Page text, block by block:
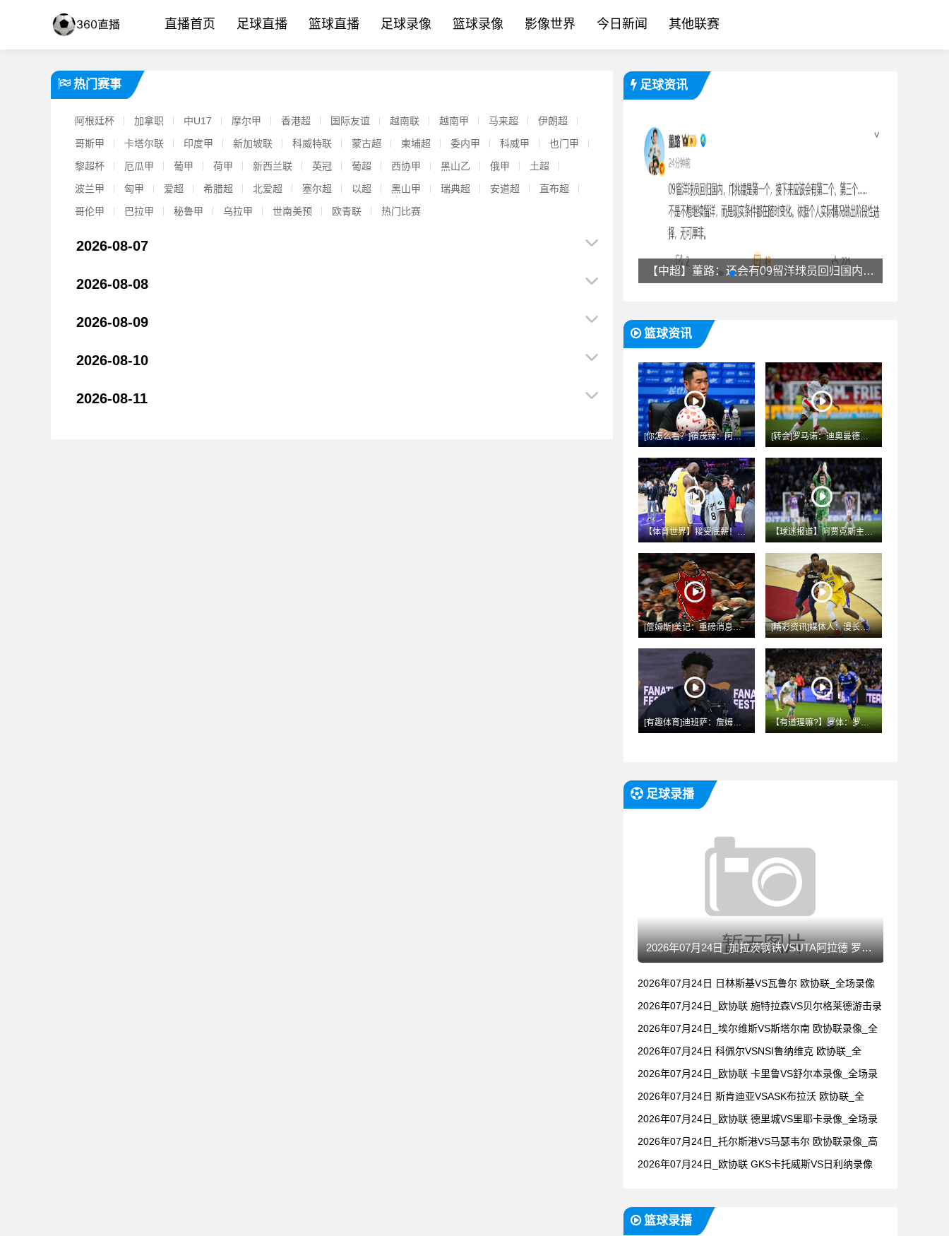
直播首页 足球直播 篮球直播 足球录像 篮球录像 影像世界 今日新闻 其他联赛
热门赛事
阿根廷杯 加拿职 中U17 摩尔甲 香港超 国际友谊 越南联 越南甲 马来超
伊朗超
哥斯甲
卡塔尔联 印度甲 新加坡联 科威特联 蒙古超 柬埔超 委内甲 科威甲
也门甲
黎超杯
厄瓜甲 葡甲 荷甲 新西兰联 英冠 葡超 西协甲 黑山乙 俄甲
土超
波兰甲
匈甲 爱超 希腊超 北爱超 塞尔超 以超 黑山甲 瑞典超 安道超
直布超
哥伦甲
巴拉甲 秘鲁甲 乌拉甲 世南美预 欧青联 热门比赛
2026-08-07
2026-08-08
2026-08-09
2026-08-10
2026-08-11
足球资讯
【中超】董路：还会有09留洋球员回归国内，不是不想留洋而是现
篮球资讯
[你怎么看？]宿茂臻：阿尔瓦罗、谢文能下周跟队训练，李源一八 [转会]罗马诺：迪奥曼德未表现出转会曼城枪手意愿，皇马1亿欧
【体育世界】接受底薪！41岁老詹今年季后赛38.4分钟&23 【球迷报道】阿贾克斯主帅：特尔施特根是我们感兴趣的球员，但他
[詹姆斯]美记：重磅消息源称詹姆斯去热火是必然的 预计本周末 [精彩资讯]媒体人：漫长等待消磨了对詹姆斯去哪的期待 一两周
[有趣体育]迪班萨：詹姆斯不会来奇才 如招募会让他去跟老队友 【有道理嘛?】罗体：罗马和莫雷拉谈妥200万欧年薪 和斯特拉
足球录播
2026年07月24日_加拉茨钢铁VSUTA阿拉德 罗甲录像
2026年07月24日 日林斯基VS瓦鲁尔 欧协联_全场录像
2026年07月24日_欧协联 施特拉森VS贝尔格莱德游击录
2026年07月24日_埃尔维斯VS斯塔尔南 欧协联录像_全
2026年07月24日 科佩尔VSNSI鲁纳维克 欧协联_全
2026年07月24日_欧协联 卡里鲁VS舒尔本录像_全场录
2026年07月24日 斯肯迪亚VSASK布拉沃 欧协联_全
2026年07月24日_欧协联 德里城VS里耶卡录像_全场录
2026年07月24日_托尔斯港VS马瑟韦尔 欧协联录像_高
2026年07月24日_欧协联 GKS卡托威斯VS日利纳录像
篮球录播